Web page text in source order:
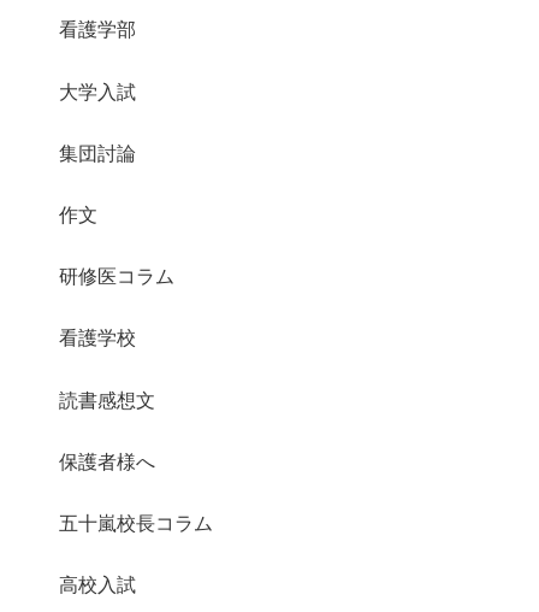
看護学部
大学入試
集団討論
作文
研修医コラム
看護学校
読書感想文
保護者様へ
五十嵐校長コラム
高校入試